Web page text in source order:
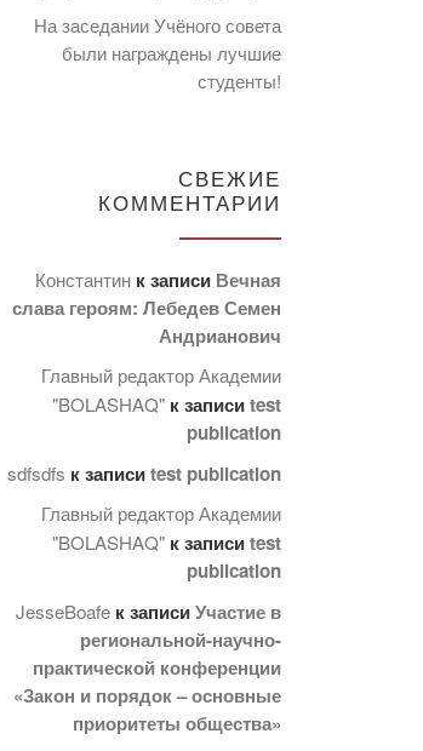
Опубликовано
12.03.2020
Победы наших
ППС: Лучшая
международная
научная статья
2020
Старший преподаватель,
кафедры юридических
дисциплин Ахметова
Асель Касеновна
приняла участие в
Международном научно-
исследовательском
конкурсе «Лучшая
научная статья» (г.
На заседании Учёного совета
были награждены лучшие
студенты!
СВЕЖИЕ
КОММЕНТАРИИ
Константин к записи Вечная
слава героям: Лебедев Семен
Андрианович
Главный редактор Академии
"BOLASHAQ" к записиtest
publication
sdfsdfs к записиtest publication
Главный редактор Академии
"BOLASHAQ" к записиtest
publication
JesseBoafe к записиУчастие в
региональной-научно-
практической конференции
«Закон и порядок – основные
приоритеты общества»